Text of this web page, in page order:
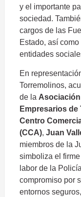
y el importante
sociedad.
cargos de las
Estado, así como
entidades
En
Torremolinos,
de la Asociación
Empresarios de
Centro
(CCA), Juan
miembros de la
simboliza el firme
labor de la Policía
compromiso por
entornos seguros,